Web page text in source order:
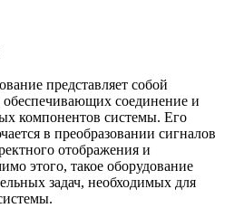
представляет собой
обеспечивающих соединение и
компонентов системы. Его
в преобразовании сигналов
отображения и
этого, такое оборудование
задач, необходимых для